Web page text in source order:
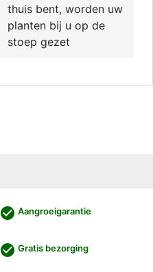
thuis bent, worden uw
planten bij u op de
stoep gezet
check_circle Aangroeigarantie
check_circle Gratis bezorging